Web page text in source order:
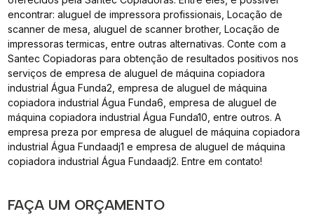
encontrar: aluguel de impressora profissionais, Locação de
scanner de mesa, aluguel de scanner brother, Locação de
impressoras termicas, entre outras alternativas. Conte com a
Santec Copiadoras para obtenção de resultados positivos nos
serviços de empresa de aluguel de máquina copiadora
industrial Água Funda2, empresa de aluguel de máquina
copiadora industrial Água Funda6, empresa de aluguel de
máquina copiadora industrial Água Funda10, entre outros. A
empresa preza por empresa de aluguel de máquina copiadora
industrial Água Fundaadj1 e empresa de aluguel de máquina
copiadora industrial Água Fundaadj2. Entre em contato!
FAÇA UM ORÇAMENTO